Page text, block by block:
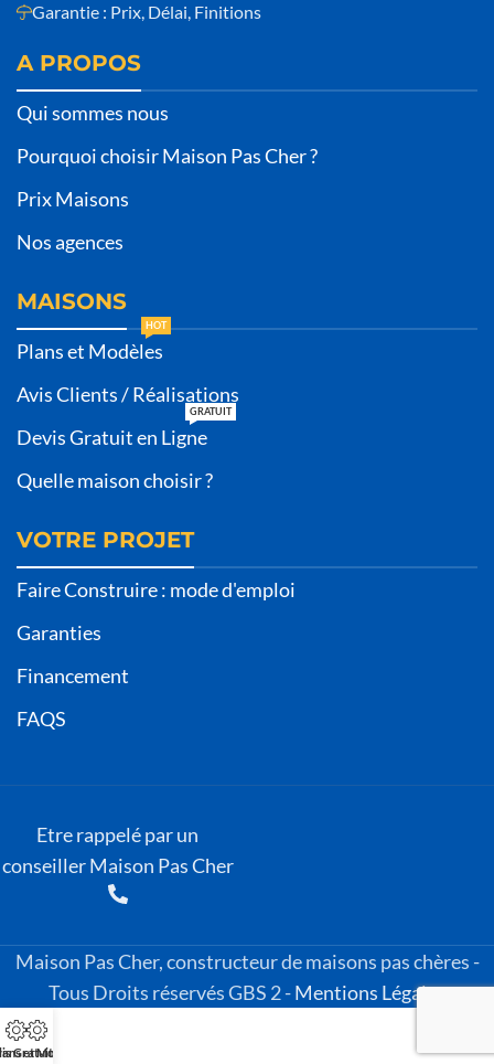
Garantie : Prix, Délai, Finitions
A PROPOS
Qui sommes nous
Pourquoi choisir Maison Pas Cher ?
Prix Maisons
Nos agences
MAISONS
Plans et Modèles
HOT
Avis Clients / Réalisations
Devis Gratuit en Ligne
GRATUIT
Quelle maison choisir ?
VOTRE PROJET
Faire Construire : mode d'emploi
Garanties
Financement
FAQS
Etre rappelé par un
conseiller Maison Pas Cher
Maison Pas Cher, constructeur de maisons pas chères -
Tous Droits réservés GBS 2 -Mentions Légales
Gratuit
et Modèles